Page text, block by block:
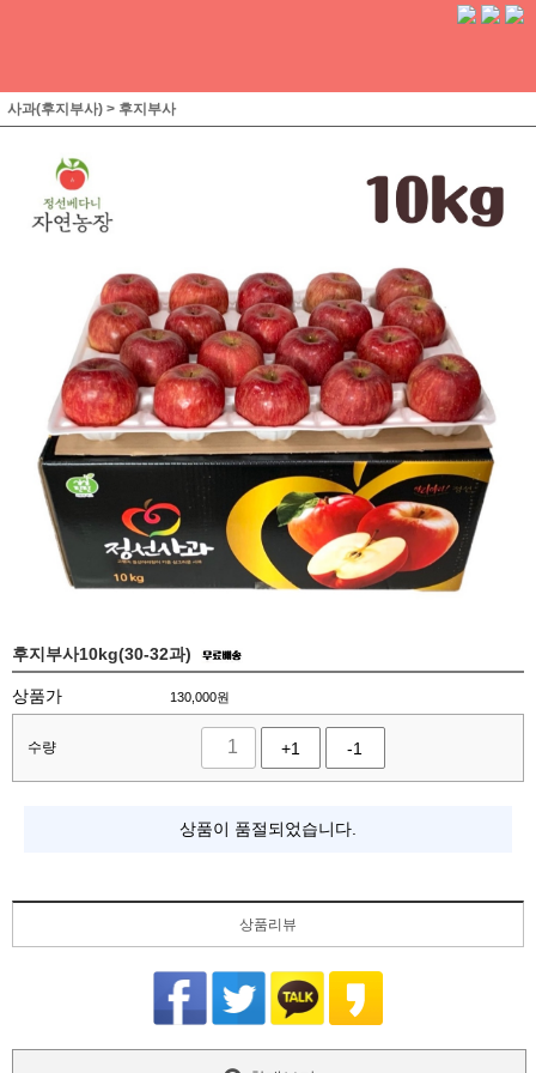
사과(후지부사) > 후지부사
후지부사10kg(30-32과)
상품가 130,000원
수량 +1 -1
상품이 품절되었습니다.
상품리뷰